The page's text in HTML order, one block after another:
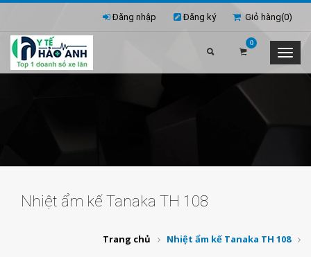
Giỏ hàng(0)
Đăng nhập Đăng ký
0
Nhiệt ẩm kế Tanaka TH 108
Trang chủ Nhiệt ẩm kế Tanaka TH 108